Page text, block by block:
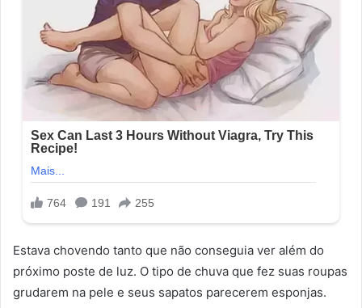
Estava chovendo tanto que não conseguia ver além do
próximo poste de luz. O tipo de chuva que fez suas roupas
grudarem na pele e seus sapatos parecerem esponjas.